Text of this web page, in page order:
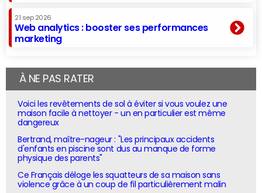
21 sep 2026
Web analytics : booster ses performances
marketing
À NE PAS RATER
Voici les revêtements de sol à éviter si vous voulez une
maison facile à nettoyer - un en particulier est même
dangereux
Bertrand, maître-nageur : "Les principaux accidents
d'enfants en piscine sont dus au manque de forme
physique des parents"
Ce Français déloge les squatteurs de sa maison sans
violence grâce à un coup de fil particulièrement malin